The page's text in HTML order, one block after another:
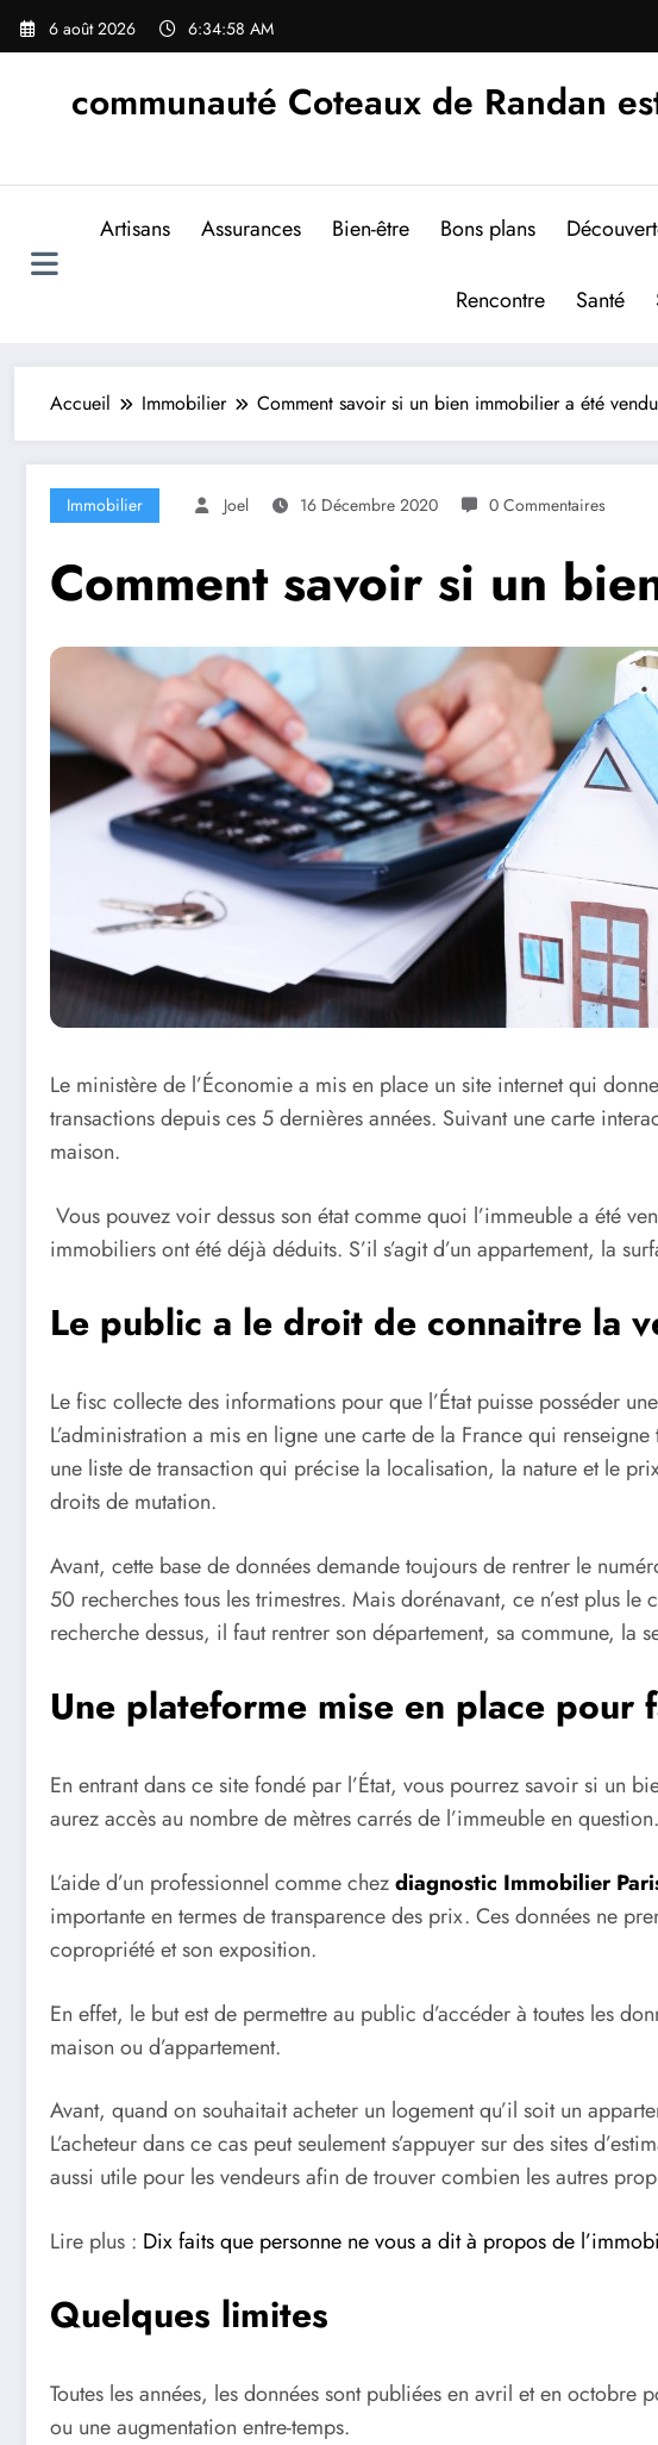
Aller
6 août 2026 6:34:59 AM
communauté Coteaux de Randan
Artisans Assurances Bien-être Bons plans
Rencontre Santé
Accueil Immobilier Comment savoir si un bien immobilier a été
Immobilier Joel 16 Décembre 2020 0 Commentaires
Comment savoir si un
Le ministère de l’Économiea mis en place un site internet qui
transactions depuis ces 5 dernières années. Suivant une carte
maison.
Vous pouvez voir dessus son état comme quoi l’immeuble a été
immobiliers ont été déjà déduits. S’il s’agit d’un appartement, la
Le public a le droit de connaitre la
Le fisc collecte des informations pour que l’État puisse posséder
L’administration a mis en ligne une carte de la France qui
une liste de transaction qui précise la localisation, la nature et le
droits de mutation.
Avant, cette base de données demande toujours de rentrer le
50 recherches tous les trimestres. Mais dorénavant, ce n’est plus
recherche dessus, il faut rentrer son département, sa commune, la
Une plateforme mise en place pour
En entrant dans ce site fondé par l’État, vous pourrez savoir si un
aurez accès au nombre de mètres carrés de l’immeuble en question.
L’aide d’un professionnel comme chezdiagnostic Immobilier
importante en termes de transparence des prix. Ces données ne
copropriété et son exposition.
En effet, le but est de permettre au public d’accéder à toutes les
maison ou d’appartement.
Avant, quand on souhaitaitacheter un logement qu’il soit un
L’acheteur dans ce cas peut seulement s’appuyer sur des sites
aussi utile pour les vendeurs afin de trouver combien les autres
Lire plus : Dix faits que personne ne vous a dit à propos de
Quelques limites
Toutes les années, les données sont publiées en avril et en octobre
ou une augmentation entre-temps.